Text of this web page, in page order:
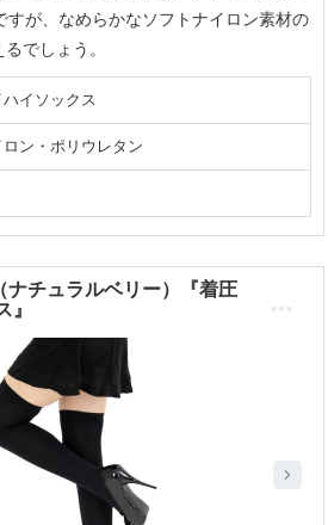
すが、なめらかなソフトナイロン素材の
でしょう。
イソックス
ロン・ポリウレタン
チュラルベリー）『着圧
』